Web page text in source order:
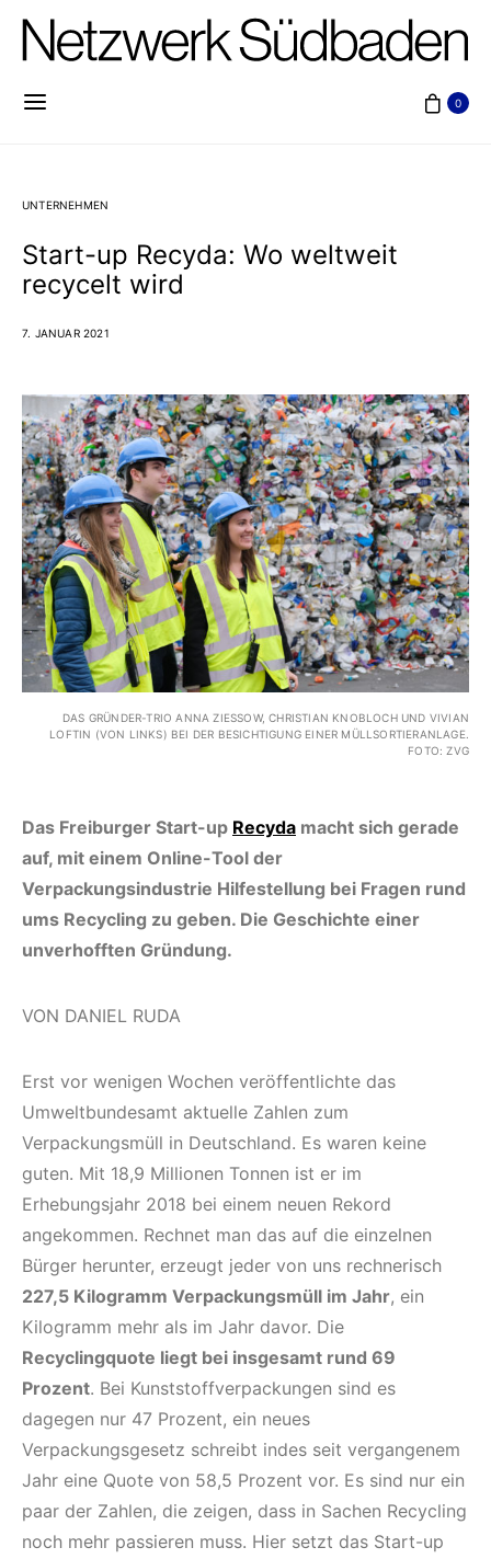
0
UNTERNEHMEN
Start-up Recyda: Wo weltweit
recycelt wird
7. JANUAR 2021
DAS GRÜNDER-TRIO ANNA ZIESSOW, CHRISTIAN KNOBLOCH UND VIVIAN L
OFTIN (VON LINKS) BEI DER BESICHTIGUNG EINER MÜLLSORTIERANLAGE. F
OTO: ZVG
Das Freiburger Start-up Recyda macht sich gerade
auf, mit einem Online-Tool der
Verpackungsindustrie Hilfestellung bei Fragen rund
ums Recycling zu geben. Die Geschichte einer
unverhofften Gründung.
VON DANIEL RUDA
Erst vor wenigen Wochen veröffentlichte das
Umweltbundesamt aktuelle Zahlen zum
Verpackungsmüll in Deutschland. Es waren keine
guten. Mit 18,9 Millionen Tonnen ist er im
Erhebungsjahr 2018 bei einem neuen Rekord
angekommen. Rechnet man das auf die einzelnen
Bürger herunter, erzeugt jeder von uns rechnerisch
227,5 Kilogramm Verpackungsmüll im Jahr, ein
Kilogramm mehr als im Jahr davor. Die
Recyclingquote liegt bei insgesamt rund 69
Prozent. Bei Kunststoffverpackungen sind es
dagegen nur 47 Prozent, ein neues
Verpackungsgesetz schreibt indes seit vergangenem
Jahr eine Quote von 58,5 Prozent vor. Es sind nur ein
paar der Zahlen, die zeigen, dass in Sachen Recycling
noch mehr passieren muss. Hier setzt das Start-up